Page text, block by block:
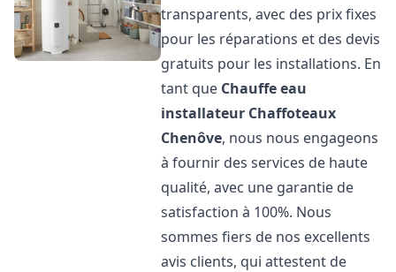
transparents, avec des prix fixes
pour les réparations et des devis
gratuits pour les installations. En
tant que Chauffe eau
installateur Chaffoteaux
Chenôve, nous nous engageons
à fournir des services de haute
qualité, avec une garantie de
satisfaction à 100%. Nous
sommes fiers de nos excellents
avis clients, qui attestent de